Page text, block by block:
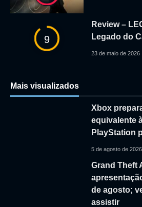
9
Review –
Legado do
23 de maio de 2026
Mais visualizados
Xbox
equivalente
PlayStation
5 de agosto de 2026
Grand Theft
de agosto;
assistir